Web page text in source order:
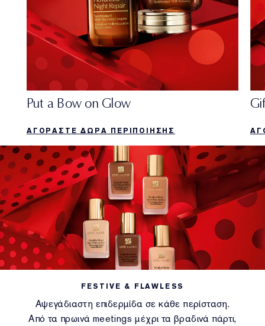
Put a Bow on Glow
ΑΓΟΡΑΣΤΕ ΔΩΡΑ ΠΕΡΙΠΟΙΗΣΗΣ
FESTIVE & FLAWLESS
Αψεγάδιαστη επιδερμίδα σε κάθε περίσταση.
Από τα πρωινά meetings μέχρι τα βραδινά πάρτι,